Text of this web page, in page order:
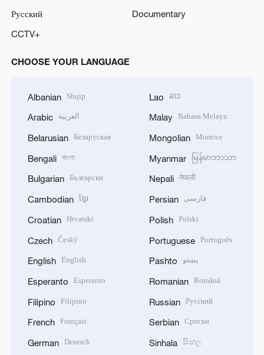
Русский
Documentary
CCTV+
CHOOSE YOUR LANGUAGE
Albanian Shqip
Arabic العربية
Belarusian Беларуская
Bengali বাংলা
Bulgarian Български
Cambodian ខ្មែរ
Croatian Hrvatski
Czech Český
English English
Esperanto Esperanto
Filipino Filipino
French Français
German Deutsch
Lao ລາວ
Malay Bahasa Melayu
Mongolian Монгол
Myanmar မြန်မာဘာသာ
Nepali नेपाली
Persian فارسی
Polish Polski
Portuguese Português
Pashto پښتو
Romanian Română
Russian Русский
Serbian Српски
Sinhala සිංහල